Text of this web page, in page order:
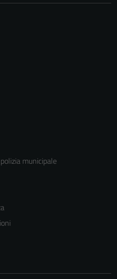
municipale